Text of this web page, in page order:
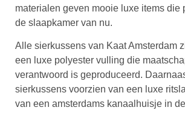
materialen geven mooie luxe items die
de slaapkamer van nu.
Alle sierkussens van Kaat Amsterdam
een luxe polyester vulling die
verantwoord is geproduceerd.
sierkussens voorzien van een luxe
van een amsterdams kanaalhuisje in